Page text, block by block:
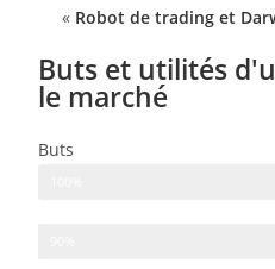
« Robot de trading et
Buts et utilités
le marché
Buts